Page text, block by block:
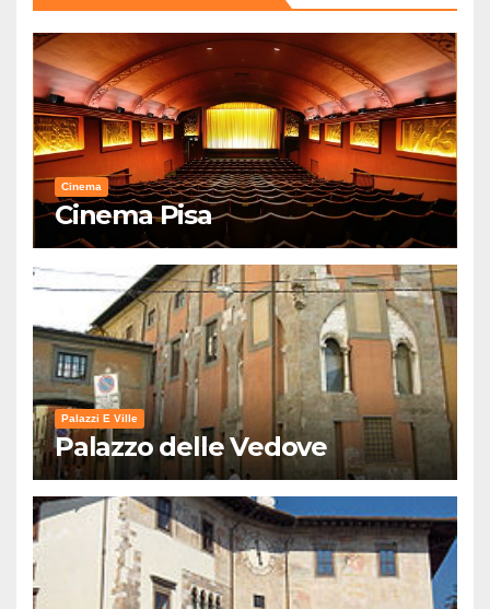
Cinema
Cinema Pisa
Palazzi E Ville
Palazzo delle Vedove